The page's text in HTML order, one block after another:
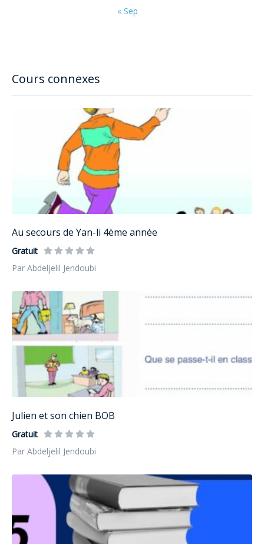
Cours connexes
Au secours de Yan-li 4ème année
Gratuit
Par Abdeljelil Jendoubi
Julien et son chien BOB
Gratuit
Par Abdeljelil Jendoubi
« Sep